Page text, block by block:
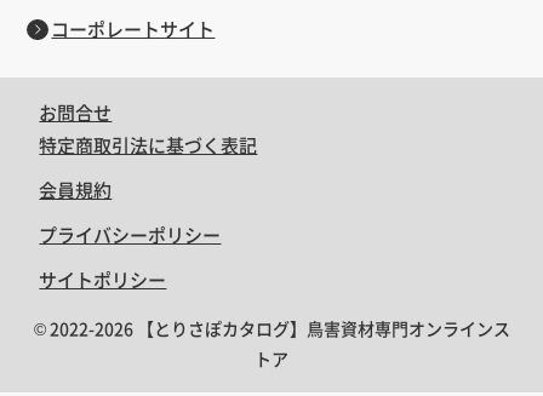
コーポレートサイト
お問合せ
特定商取引法に基づく表記
会員規約
プライバシーポリシー
サイトポリシー
© 2022-2026 【とりさぽカタログ】鳥害資材専門オンラインス
トア